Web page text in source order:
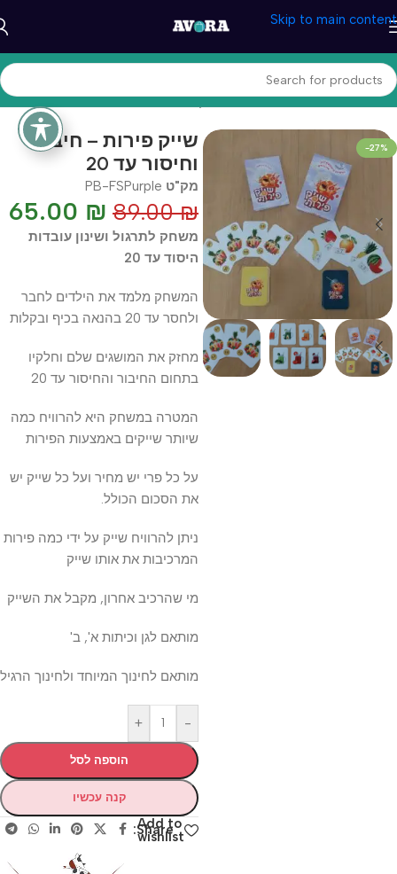
Skip to main content
עמוד הבית/טיפול והתפתחות/משחקי לימוד
-27%
שייק פירות – חיבור
וחיסור עד 20
מק"ט PB-FSPurple
89.00₪
65.00 ₪
משחק לתרגול ושינון עובדות
היסוד עד 20
המשחק מלמד את הילדים לחבר
ולחסר עד 20 בהנאה בכיף ובקלות
מחזק את המושגים שלם וחלקיו
בתחום החיבור והחיסור עד 20
המטרה במשחק היא להרוויח כמה
שיותר שייקים באמצעות הפירות
על כל פרי יש מחיר ועל כל שייק יש
את הסכום הכולל.
ניתן להרוויח שייק על ידי כמה פירות
המרכיבות את אותו שייק
מי שהרכיב אחרון, מקבל את השייק
מותאם לגן וכיתות א', ב'
מותאם לחינוך המיוחד ולחינוך הרגיל
-
+
הוספה לסל
קנה עכשיו
Add to
wishlist
Share: